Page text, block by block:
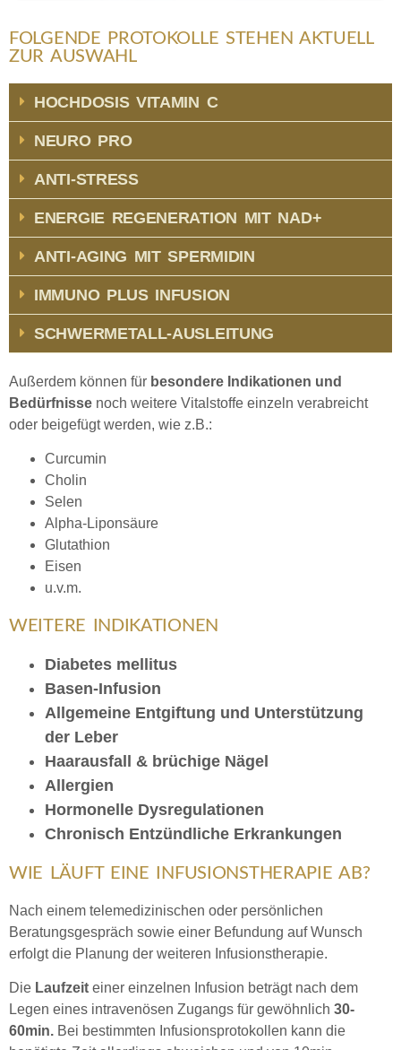
FOLGENDE PROTOKOLLE STEHEN AKTUELL
ZUR AUSWAHL
HOCHDOSIS VITAMIN C
NEURO PRO
ANTI-STRESS
ENERGIE REGENERATION MIT NAD+
ANTI-AGING MIT SPERMIDIN
IMMUNO PLUS INFUSION
SCHWERMETALL-AUSLEITUNG
Außerdem können für besondere Indikationen und
Bedürfnisse noch weitere Vitalstoffe einzeln verabreicht
oder beigefügt werden, wie z.B.:
Curcumin
Cholin
Selen
Alpha-Liponsäure
Glutathion
Eisen
u.v.m.
WEITERE INDIKATIONEN
Diabetes mellitus
Basen-Infusion
Allgemeine Entgiftung und Unterstützung
der Leber
Haarausfall & brüchige Nägel
Allergien
Hormonelle Dysregulationen
Chronisch Entzündliche Erkrankungen
WIE LÄUFT EINE INFUSIONSTHERAPIE AB?
Nach einem telemedizinischen oder persönlichen
Beratungsgespräch sowie einer Befundung auf Wunsch
erfolgt die Planung der weiteren Infusionstherapie.
Die Laufzeit einer einzelnen Infusion beträgt nach dem
Legen eines intravenösen Zugangs für gewöhnlich 30-
60min. Bei bestimmten Infusionsprotokollen kann die